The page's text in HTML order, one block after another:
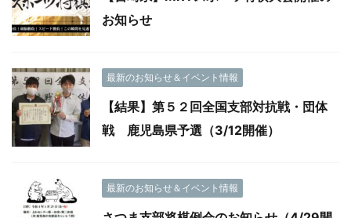
お知らせ
最新のお知らせ＆イベント情報
【結果】第５２回全国支部対抗戦・団体
戦 鹿児島県予選（3/12開催）
最新のお知らせ＆イベント情報